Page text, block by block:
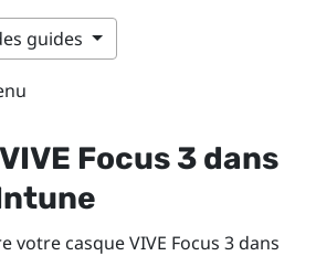
guides
VIVE Focus 3 dans
votre casqueVIVE Focus 3dans